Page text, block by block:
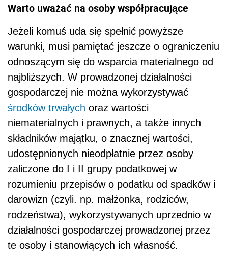
Warto uważać na osoby współpracujące
Jeżeli komuś uda się spełnić powyższe
warunki, musi pamiętać jeszcze o ograniczeniu
odnoszącym się do wsparcia materialnego od
najbliższych. W prowadzonej działalności
gospodarczej nie można wykorzystywać
środków trwałych oraz wartości
niematerialnych i prawnych, a także innych
składników majątku, o znacznej wartości,
udostępnionych nieodpłatnie przez osoby
zaliczone do I i II grupy podatkowej w
rozumieniu przepisów o podatku od spadków i
darowizn (czyli. np. małżonka, rodziców,
rodzeństwa), wykorzystywanych uprzednio w
działalności gospodarczej prowadzonej przez
te osoby i stanowiących ich własność.